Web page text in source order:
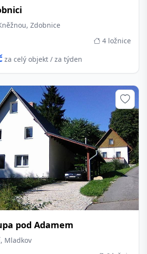
Zdobnice
4 ložnice
za celý objekt / za týden
pod Adamem
Mladkov